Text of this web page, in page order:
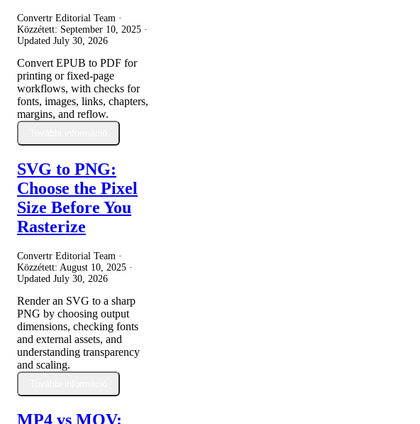
Convertr Editorial Team ·
Közzétett: September 10, 2025 ·
Updated July 30, 2026
Convert EPUB to PDF for
printing or fixed-page
workflows, with checks for
fonts, images, links, chapters,
margins, and reflow.
SVG to PNG:
Choose the Pixel
Size Before You
Rasterize
Convertr Editorial Team ·
Közzétett: August 10, 2025 ·
Updated July 30, 2026
Render an SVG to a sharp
PNG by choosing output
dimensions, checking fonts
and external assets, and
understanding transparency
and scaling.
MP4 vs MOV: